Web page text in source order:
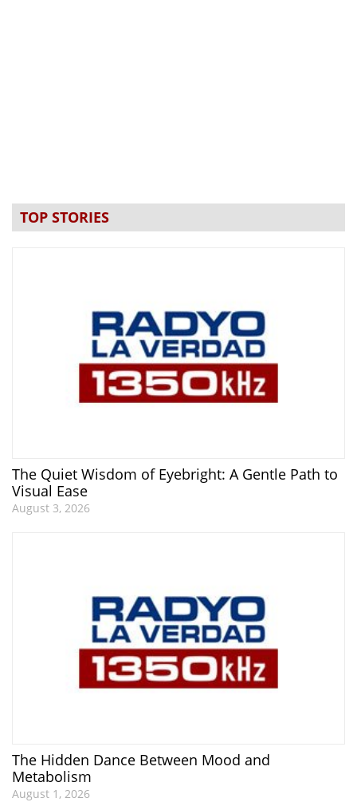
TOP STORIES
The Quiet Wisdom of Eyebright: A Gentle Path to
Visual Ease
August 3, 2026
The Hidden Dance Between Mood and
Metabolism
August 1, 2026